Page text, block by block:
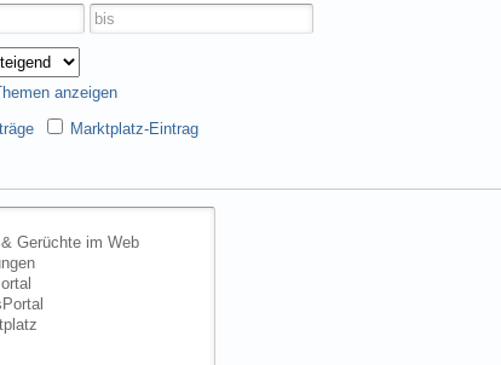
anzeigen
Marktplatz-Eintrag